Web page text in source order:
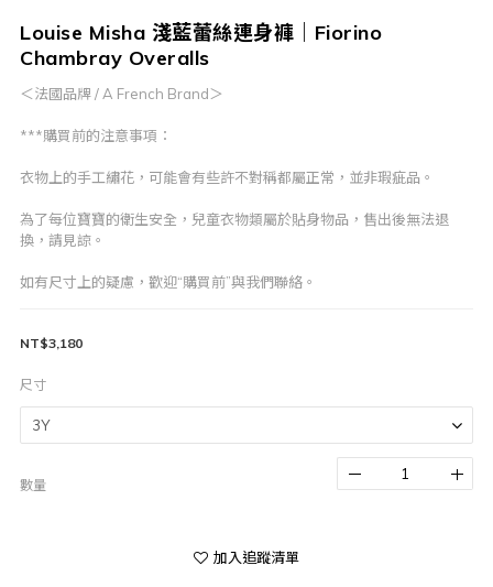
Louise Misha 淺藍蕾絲連身褲｜Fiorino
Chambray Overalls
＜法國品牌 / A French Brand＞
***購買前的注意事項：
衣物上的手工繡花，可能會有些許不對稱都屬正常，並非瑕疵品。
為了每位寶寶的衛生安全，兒童衣物類屬於貼身物品，售出後無法退
換，請見諒。
如有尺寸上的疑慮，歡迎“購買前”與我們聯絡。
NT$3,180
尺寸
數量
加入追蹤清單